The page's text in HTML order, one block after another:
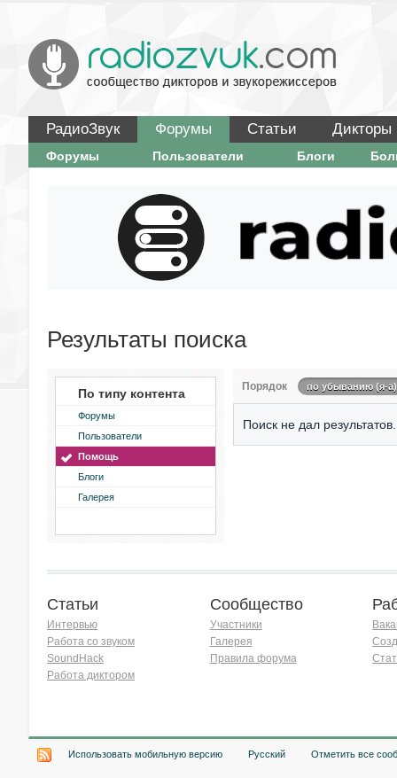
РадиоЗвук Форумы Статьи Дикторы
Форумы Пользователи Блоги
Результаты поиска
По типу контента
Форумы
Пользователи
Помощь
Блоги
Галерея
Порядок по убыванию (я-а)
Поиск не дал результатов.
Статьи
Интервью
Работа со звуком
SoundHack
Работа диктором
Сообщество
Участники
Галерея
Правила форума
Использовать мобильную версию Русский Отметить все